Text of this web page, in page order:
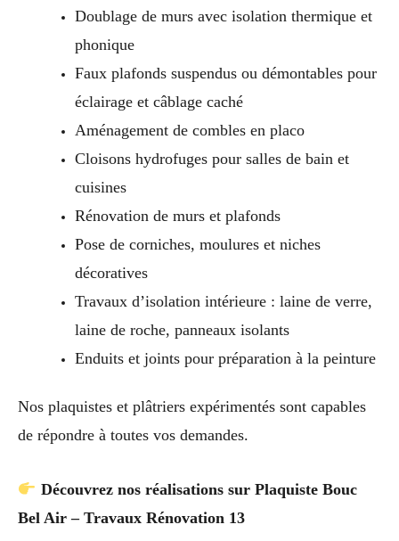
Doublage de murs avec isolation thermique et
phonique
Faux plafonds suspendus ou démontables pour
éclairage et câblage caché
Aménagement de combles en placo
Cloisons hydrofuges pour salles de bain et
cuisines
Rénovation de murs et plafonds
Pose de corniches, moulures et niches
décoratives
Travaux d’isolation intérieure : laine de verre,
laine de roche, panneaux isolants
Enduits et joints pour préparation à la peinture
Nos plaquistes et plâtriers expérimentés sont capables
de répondre à toutes vos demandes.
Découvrez nos réalisations sur Plaquiste Bouc
Bel Air – Travaux Rénovation 13